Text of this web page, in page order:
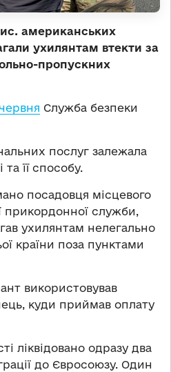
американських
ухилянтам втекти за
пропускних
Служба безпеки
послуг залежала
та її способу.
посадовця місцевого
прикордонної служби,
ухилянтам нелегально
країни поза пунктами
використовував
куди приймав оплату
ліквідовано одразу два
до Євросоюзу. Один